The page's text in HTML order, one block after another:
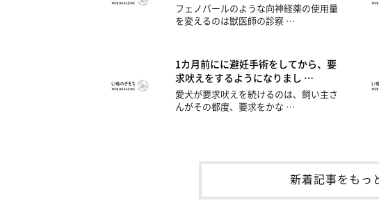
フェノバールのような向神経薬の使用量
を変えるのは獣医師の診察 …
1カ月前にに避妊手術をしてから、要
求吠えをするようになりまし …
愛犬が要求吠えを続けるのは、飼い主さ
んがその都度、要求をかな …
新着記事をもっ